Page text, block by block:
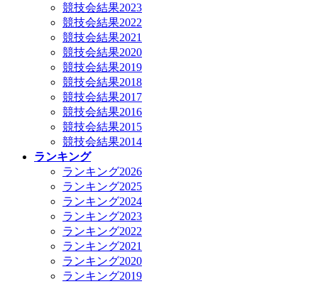
競技会結果2023
競技会結果2022
競技会結果2021
競技会結果2020
競技会結果2019
競技会結果2018
競技会結果2017
競技会結果2016
競技会結果2015
競技会結果2014
ランキング
ランキング2026
ランキング2025
ランキング2024
ランキング2023
ランキング2022
ランキング2021
ランキング2020
ランキング2019